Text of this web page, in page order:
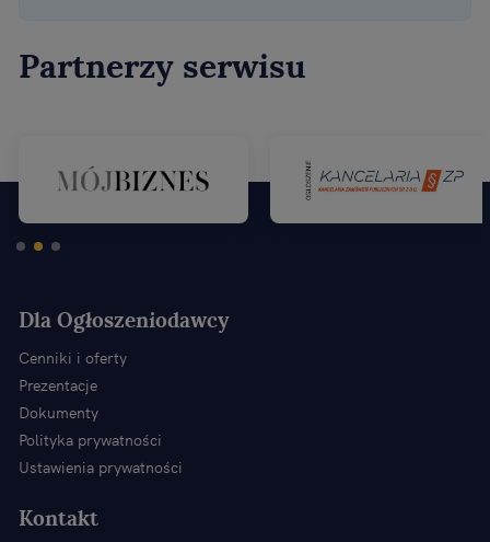
Partnerzy serwisu
Dla Ogłoszeniodawcy
Cenniki i oferty
Prezentacje
Dokumenty
Polityka prywatności
Ustawienia prywatności
Kontakt